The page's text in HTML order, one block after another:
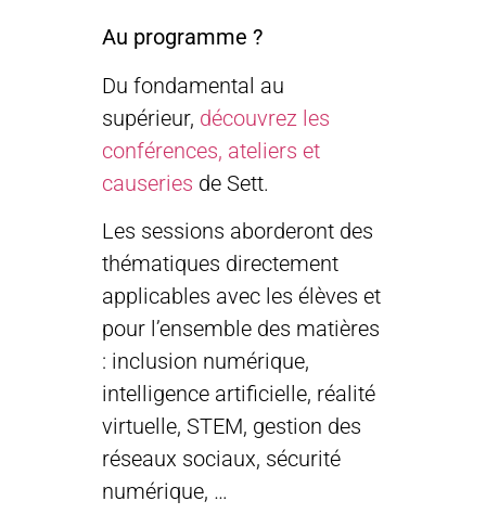
Au programme ?
Du fondamental au
supérieur, découvrez les
conférences, ateliers et
causeries de Sett.
Les sessions aborderont des
thématiques directement
applicables avec les élèves et
pour l’ensemble des matières
: inclusion numérique,
intelligence artificielle, réalité
virtuelle, STEM, gestion des
réseaux sociaux, sécurité
numérique, …